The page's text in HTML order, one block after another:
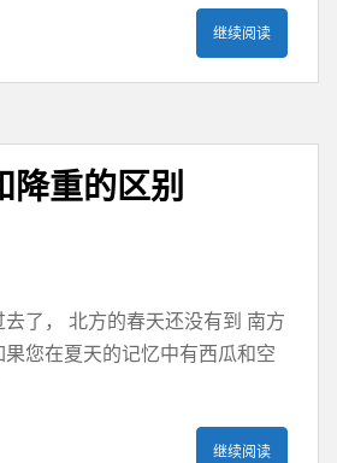
继续阅读
降重的区别
了， 北方的春天还没有到 南方
您在夏天的记忆中有西瓜和空
继续阅读